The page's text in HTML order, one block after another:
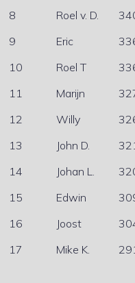
8
Roel v. D.
9
Eric
10
Roel T
11
Marijn
12
Willy
13
John D.
14
Johan L.
15
Edwin
16
Joost
17
Mike K.